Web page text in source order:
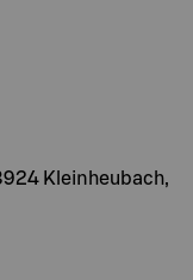
Kleinheubach,